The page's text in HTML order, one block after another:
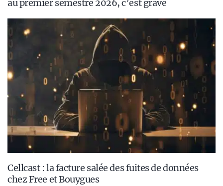
au premier semestre 2026, c’est grave
Cellcast : la facture salée des fuites de données
chez Free et Bouygues